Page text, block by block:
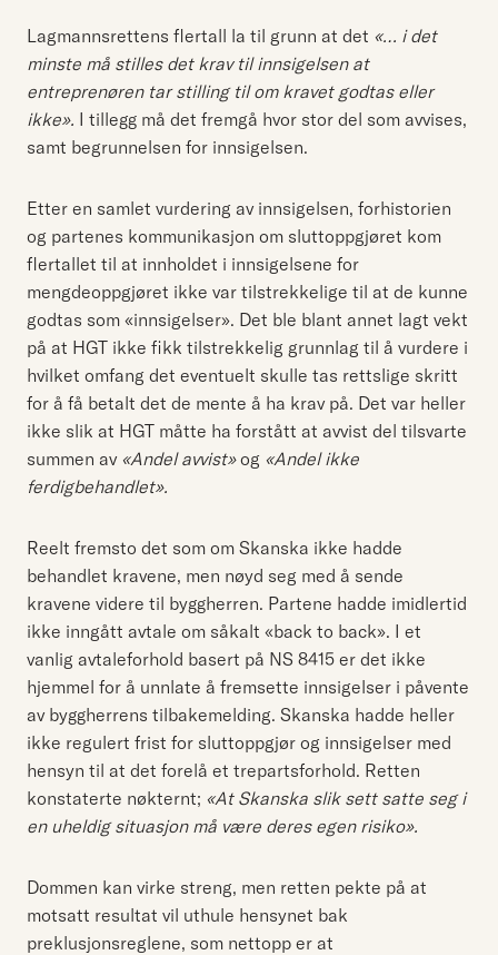
Lagmannsrettens flertall la til grunn at det «… i det
minste må stilles det krav til innsigelsen at
entreprenøren tar stilling til om kravet godtas eller
ikke». I tillegg må det fremgå hvor stor del som avvises,
samt begrunnelsen for innsigelsen.
Etter en samlet vurdering av innsigelsen, forhistorien
og partenes kommunikasjon om sluttoppgjøret kom
flertallet til at innholdet i innsigelsene for
mengdeoppgjøret ikke var tilstrekkelige til at de kunne
godtas som «innsigelser». Det ble blant annet lagt vekt
på at HGT ikke fikk tilstrekkelig grunnlag til å vurdere i
hvilket omfang det eventuelt skulle tas rettslige skritt
for å få betalt det de mente å ha krav på. Det var heller
ikke slik at HGT måtte ha forstått at avvist del tilsvarte
summen av «Andel avvist»og «Andel ikke
ferdigbehandlet».
Reelt fremsto det som om Skanska ikke hadde
behandlet kravene, men nøyd seg med å sende
kravene videre til byggherren. Partene hadde imidlertid
ikke inngått avtale om såkalt «back to back». I et
vanlig avtaleforhold basert på NS 8415 er det ikke
hjemmel for å unnlate å fremsette innsigelser i påvente
av byggherrens tilbakemelding. Skanska hadde heller
ikke regulert frist for sluttoppgjør og innsigelser med
hensyn til at det forelå et trepartsforhold. Retten
konstaterte nøkternt; «At Skanska slik sett satte seg i
en uheldig situasjon må være deres egen risiko».
Dommen kan virke streng, men retten pekte på at
motsatt resultat vil uthule hensynet bak
preklusjonsreglene, som nettopp er at